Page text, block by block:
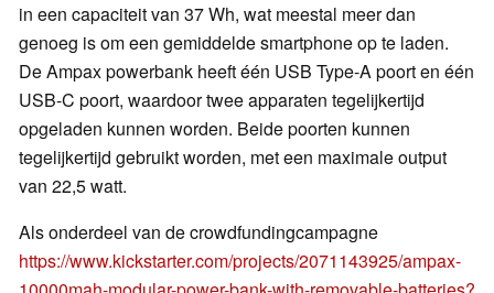
in een capaciteit van 37 Wh, wat meestal meer dan
genoeg is om een gemiddelde smartphone op te laden.
De Ampax powerbank heeft één USB Type-A poort en één
USB-C poort, waardoor twee apparaten tegelijkertijd
opgeladen kunnen worden. Beide poorten kunnen
tegelijkertijd gebruikt worden, met een maximale output
van 22,5 watt.
Als onderdeel van de crowdfundingcampagne
https://www.kickstarter.com/projects/2071143925/ampax-